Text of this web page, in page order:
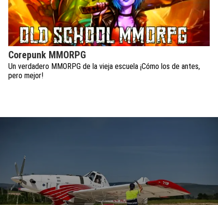
Corepunk MMORPG
Un verdadero MMORPG de la vieja escuela ¡Cómo los de antes,
pero mejor!